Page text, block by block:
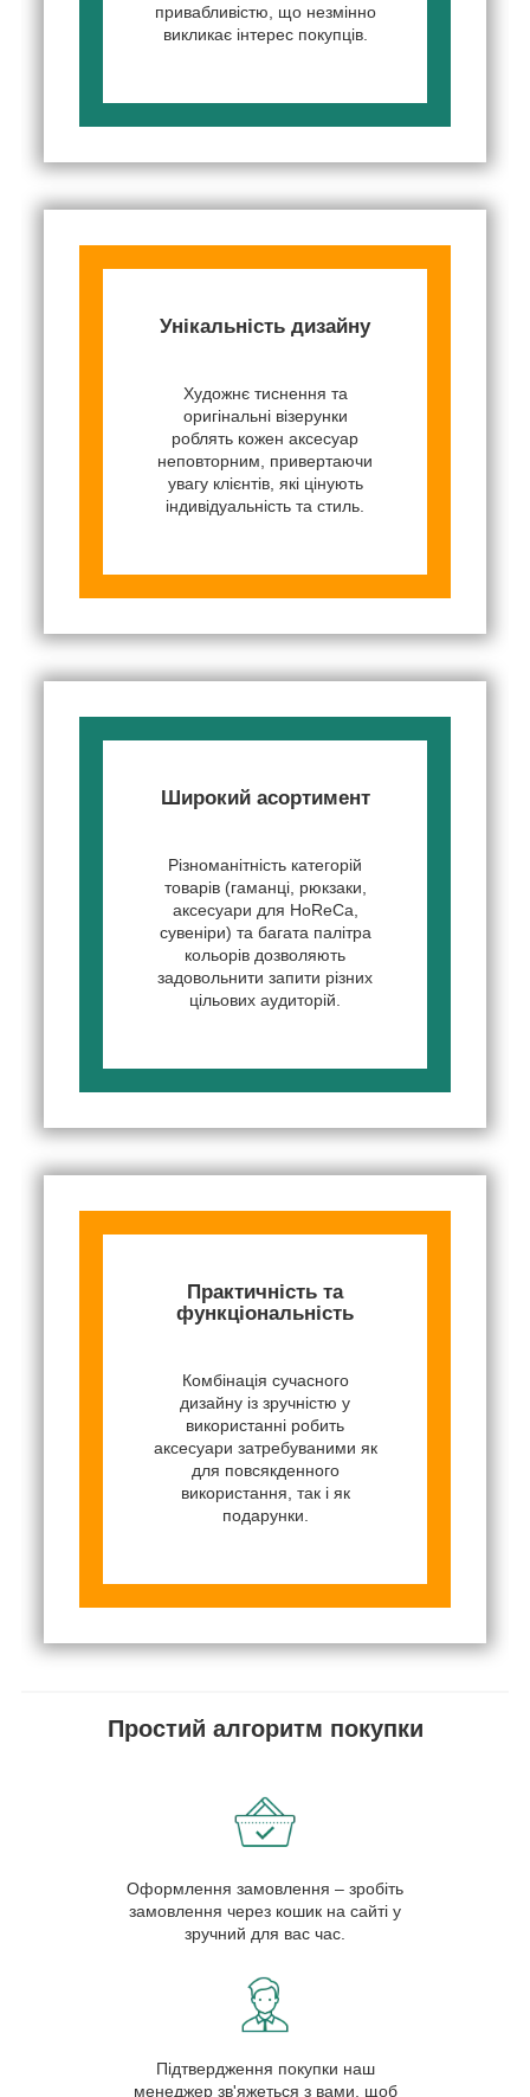
привабливістю, що незмінно
викликає інтерес покупців.
Унікальність дизайну
Художнє тиснення та
оригінальні візерунки
роблять кожен аксесуар
неповторним, привертаючи
увагу клієнтів, які цінують
індивідуальність та стиль.
Широкий асортимент
Різноманітність категорій
товарів (гаманці, рюкзаки,
аксесуари для HoReCa,
сувеніри) та багата палітра
кольорів дозволяють
задовольнити запити різних
цільових аудиторій.
Практичність та
функціональність
Комбінація сучасного
дизайну із зручністю у
використанні робить
аксесуари затребуваними як
для повсякденного
використання, так і як
подарунки.
Простий алгоритм покупки
Оформлення замовлення – зробіть
замовлення через кошик на сайті у
зручний для вас час.
Підтвердження покупки наш
менеджер зв'яжеться з вами, щоб